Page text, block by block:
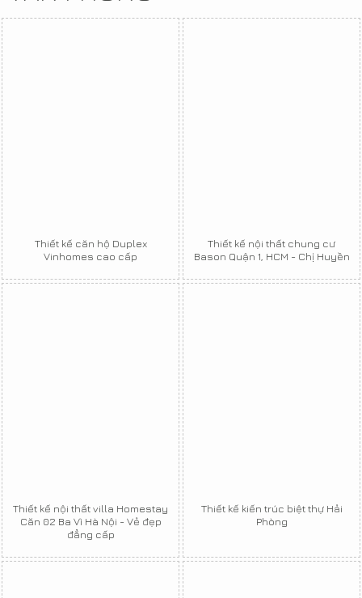
Thiết kế căn hộ Duplex
Vinhomes cao cấp
Thiết kế nội thất chung cư
Bason Quận 1, HCM - Chị Huyền
Thiết kế nội thất villa Homestay
Căn 02 Ba Vì Hà Nội - Vẻ đẹp
đẳng cấp
Thiết kế kiến trúc biệt thự Hải
Phòng